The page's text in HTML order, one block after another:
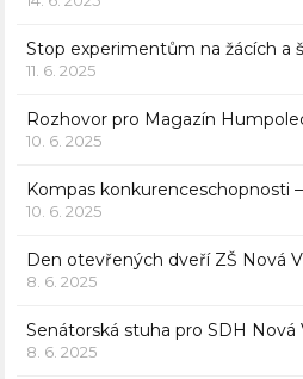
Stop experimentům na žácích a
11. 6. 2025
Rozhovor pro Magazín
10. 6. 2025
Kompas konkurenceschopnosti
10. 6. 2025
Den otevřených dveří ZŠ Nová
8. 6. 2025
Senátorská stuha pro SDH Nová
8. 6. 2025